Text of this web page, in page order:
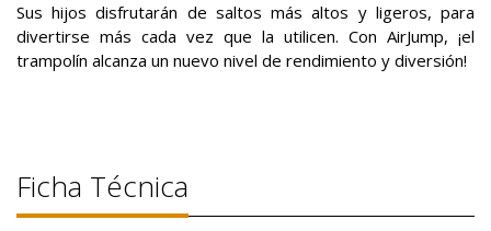
Sus hijos disfrutarán de saltos más altos y ligeros, para
divertirse más cada vez que la utilicen. Con AirJump, ¡el
trampolín alcanza un nuevo nivel de rendimiento y diversión!
Ficha Técnica